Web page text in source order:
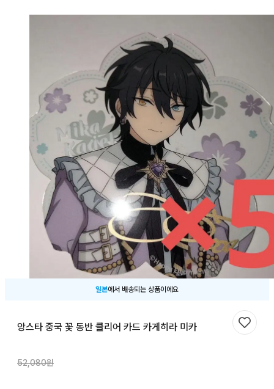
일본에서 배송되는 상품이에요
앙스타 중국 꽃 동반 클리어 카드 카게히라 미카
52,080원
찜하기